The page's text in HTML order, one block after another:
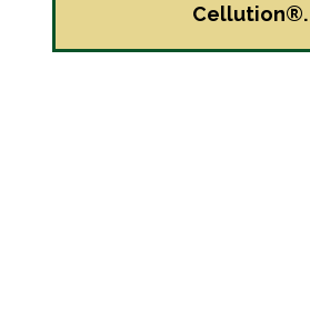
Cellution®.